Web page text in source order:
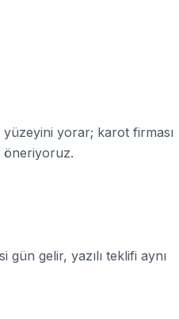
yorar; karot firması
öneriyoruz.
gelir, yazılı teklifi aynı